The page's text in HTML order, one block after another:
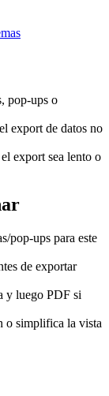
pop-ups o
export de datos no
export sea lento o
pop-ups para este
de exportar
y luego PDF si
o simplifica la vista